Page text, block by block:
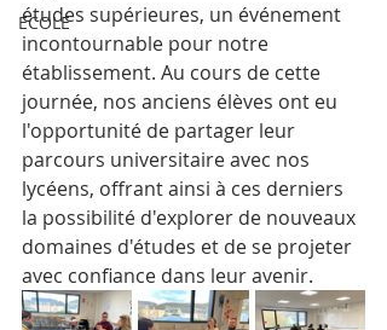
ECOLE
études supérieures, un événement
incontournable pour notre
établissement. Au cours de cette
journée, nos anciens élèves ont eu
l'opportunité de partager leur
parcours universitaire avec nos
lycéens, offrant ainsi à ces derniers
la possibilité d'explorer de nouveaux
domaines d'études et de se projeter
avec confiance dans leur avenir.